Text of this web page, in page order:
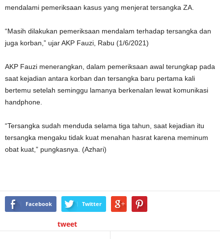
mendalami pemeriksaan kasus yang menjerat tersangka ZA.
“Masih dilakukan pemeriksaan mendalam terhadap tersangka dan
juga korban,” ujar AKP Fauzi, Rabu (1/6/2021)
AKP Fauzi menerangkan, dalam pemeriksaan awal terungkap pada
saat kejadian antara korban dan tersangka baru pertama kali
bertemu setelah seminggu lamanya berkenalan lewat komunikasi
handphone.
“Tersangka sudah menduda selama tiga tahun, saat kejadian itu
tersangka mengaku tidak kuat menahan hasrat karena meminum
obat kuat,” pungkasnya. (Azhari)
Facebook Twitter
tweet